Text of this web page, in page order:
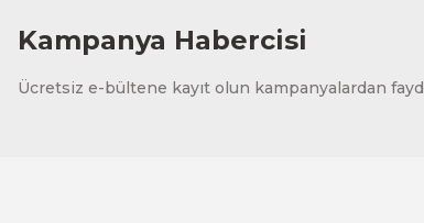
Kampanya Habercisi
Ücretsiz e-bültene kayıt olun kampanyalardan